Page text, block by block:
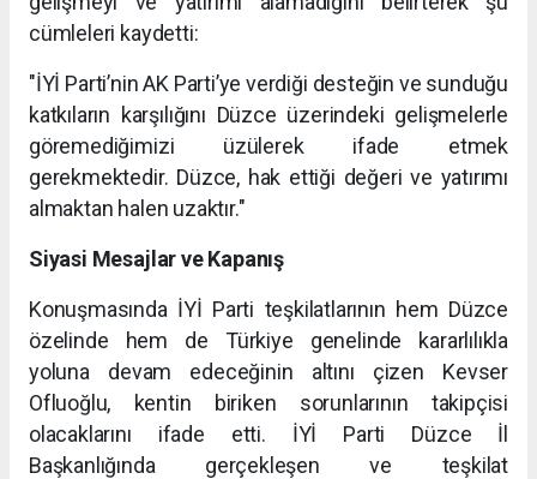
cümleleri kaydetti:
"İYİ Parti’nin AK Parti’ye verdiği desteğin ve sunduğu
katkıların karşılığını Düzce üzerindeki gelişmelerle
göremediğimizi üzülerek ifade etmek
gerekmektedir. Düzce, hak ettiği değeri ve yatırımı
almaktan halen uzaktır."
Siyasi Mesajlar ve Kapanış
Konuşmasında İYİ Parti teşkilatlarının hem Düzce
özelinde hem de Türkiye genelinde kararlılıkla
yoluna devam edeceğinin altını çizen Kevser
Ofluoğlu, kentin biriken sorunlarının takipçisi
olacaklarını ifade etti. İYİ Parti Düzce İl
Başkanlığında gerçekleşen ve teşkilat